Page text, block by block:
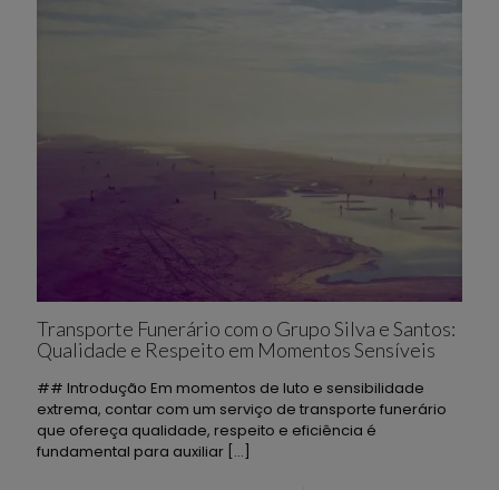
Transporte Funerário com o Grupo Silva e Santos:
Qualidade e Respeito em Momentos Sensíveis
## Introdução Em momentos de luto e sensibilidade
extrema, contar com um serviço de transporte funerário
que ofereça qualidade, respeito e eficiência é
fundamental para auxiliar […]